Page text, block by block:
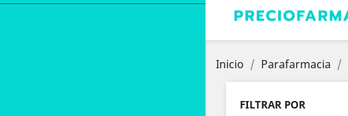
Inicio Parafarmacia
FILTRAR POR